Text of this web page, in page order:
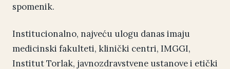
spomenik.
Institucionalno, najveću ulogu danas imaju
medicinski fakulteti, klinički centri, IMGGI,
Institut Torlak, javnozdravstvene ustanove i etički